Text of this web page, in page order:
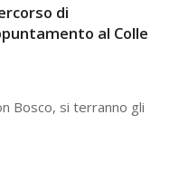
di
al Colle
Bosco, si terranno gli